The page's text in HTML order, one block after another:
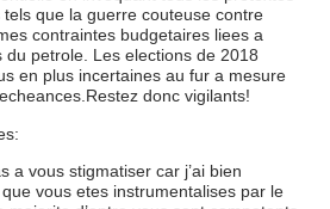
que la guerre couteuse contre
contraintes budgetaires liees a
du petrole. Les elections de 2018
en plus incertaines au fur a mesure
donc vigilants!
a vous stigmatiser car j’ai bien
vous etes instrumentalises par le